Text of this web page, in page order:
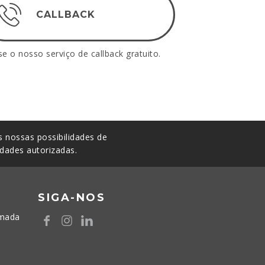
CALLBACK
o nosso serviço de callback gratuito.
possibilidades de
autorizadas.
SIGA-NOS